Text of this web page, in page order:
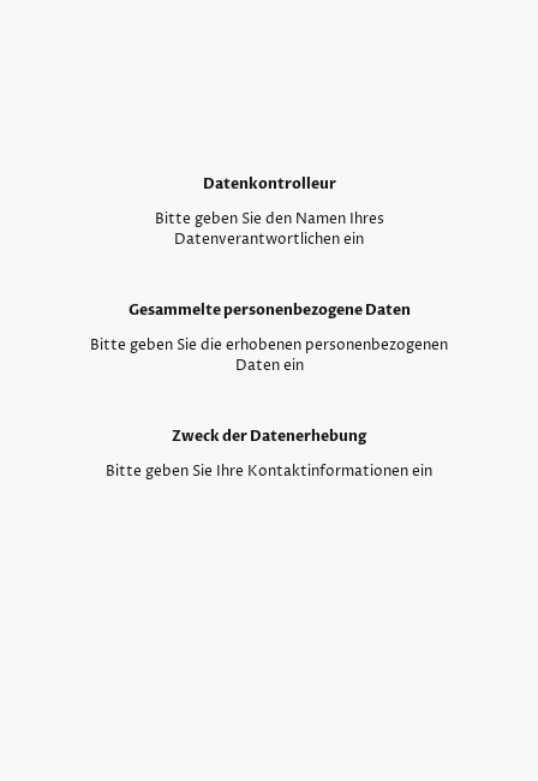
Datenkontrolleur
Bitte geben Sie den Namen Ihres
Datenverantwortlichen ein
Gesammelte personenbezogene Daten
Bitte geben Sie die erhobenen personenbezogenen
Daten ein
Zweck der Datenerhebung
Bitte geben Sie Ihre Kontaktinformationen ein